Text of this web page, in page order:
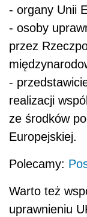
- organy Unii
- osoby
przez
-
realizacji
ze środków
Europejskiej.
Polecamy:
Warto też
uprawnieniu